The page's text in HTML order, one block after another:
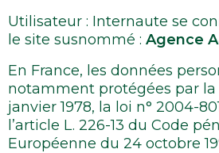
Utilisateur : Internaute se
le site susnommé : Agence
En France, les données
notamment protégées par la
janvier 1978, la loi n° 2004-
l’article L. 226-13 du Code
Européenne du 24 octobre